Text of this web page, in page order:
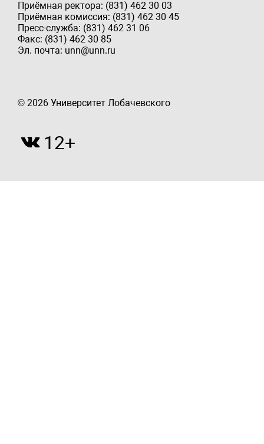
Приёмная ректора: (831) 462 30 03
Приёмная комиссия: (831) 462 30 45
Пресс-служба: (831) 462 31 06
Факс: (831) 462 30 85
Эл. почта: unn@unn.ru
© 2026 Университет Лобачевского
12+